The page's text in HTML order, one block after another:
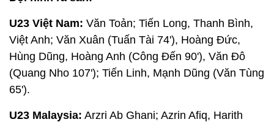
U23 Việt Nam: Văn Toản; Tiến Long, Thanh Bình,
Việt Anh; Văn Xuân (Tuấn Tài 74'), Hoàng Đức,
Hùng Dũng, Hoàng Anh (Công Đến 90'), Văn Đô
(Quang Nho 107'); Tiến Linh, Mạnh Dũng (Văn Tùng
65').
U23 Malaysia: Arzri Ab Ghani; Azrin Afiq, Harith